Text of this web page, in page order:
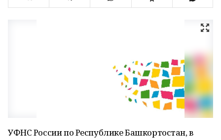
УФНС России по Республике Башкортостан, в